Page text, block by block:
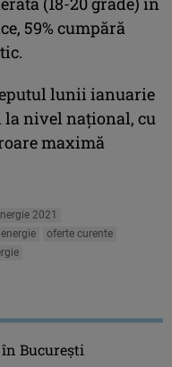
59% cumpără
lunii ianuarie
la nivel naţional, cu
maximă
2021
oferte curente
în Bucureşti